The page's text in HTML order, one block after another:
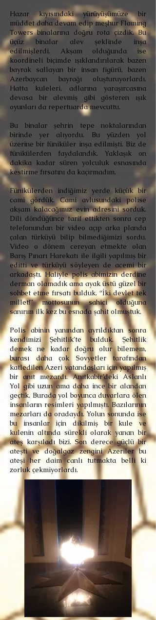
Hazar kıyısındaki yürüyüşümüze bir
müddet daha devam edip meşhur Flaming
Towers binalarına doğru rota çizdik. Bu
üçüz binalar alev şeklinde inşa
edilmişlerdi. Akşam olduğunda ise
koordineli biçimde ışıklandırılarak bazen
bayrak sallayan bir insan figürü, bazen
Azerbaycan bayrağı oluşturuyorlardı.
Hatta kuleleri, adlarına yaraşırcasına
devasa bir alevmiş gibi gösteren ışık
oyunları da repertuarda mevcuttu.
Bu binalar şehrin tepe noktalarından
birinde yer alıyordu. Bu yüzden yol
üzerine bir füniküler inşa edilmişti. Biz de
fünikülerden faydalandık. Yaklaşık on
dakika kadar süren yolculuk esnasında
kestirme fırsatını da kaçırmadım.
Fünikülerden indiğimiz yerde küçük bir
cami gördük. Cami avlusundaki polise
akşam kalacağımız evin adresini sorduk.
Dili döndüğünce tarif ettikten sonra cep
telefonundan bir video açıp arka planda
çalan türküyü bilip bilmediğimizi sordu.
Video o dönem cereyan etmekte olan
Barış Pınarı Harekatı ile ilgili yapılmış bir
editti ve türküyü söyleyen de acemi bir
arkadaştı. Haliyle polis abimizin derdine
derman olamadık ama ayak üstü güzel bir
sohbet etme fırsatı bulduk. “İki devlet tek
millet!” mottosunun sahici olduğuna
sanırım ilk kez bu esnada şahit olmuştuk.
Polis abinin yanından ayrıldıktan sonra
kendimizi Şehitlik’te bulduk. Şehitlik
demek ne kadar doğru olur bilemem,
burası daha çok Sovyetler tarafından
katledilen Azeri vatandaşları için yapılmış
bir anıt mezardı. Anıtkabir’deki Aslanlı
Yol gibi uzun ama daha ince bir alandan
geçtik. Burada yol boyunca duvarlara ölen
insanların resimleri yapılmıştı. Bazılarının
mezarları da oradaydı. Yolun sonunda ise
bu insanlar için dikilmiş bir kule ve
kulenin altında sürekli olarak yanan bir
ateş karşıladı bizi. Son derece güçlü bir
ateşti ve doğalgaz zengini Azeriler bu
ateşi her daim canlı tutmakta belli ki
zorluk çekmiyorlardı.